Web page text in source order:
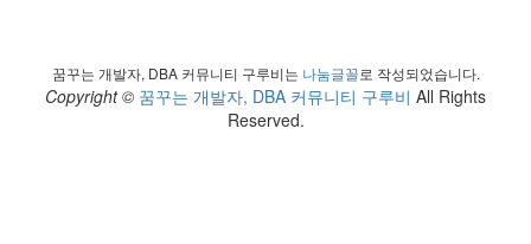
꿈꾸는 개발자, DBA 커뮤니티 구루비는 나눔글꼴로 작성되었습니다.
Copyright © 꿈꾸는 개발자, DBA 커뮤니티 구루비 All Rights
Reserved.